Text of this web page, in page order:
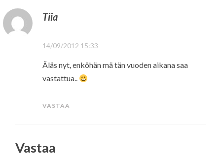
Tiia
14/09/2012 15:33
Äläs nyt, enköhän mä tän vuoden aikana saa
vastattua..
VASTAA
Vastaa